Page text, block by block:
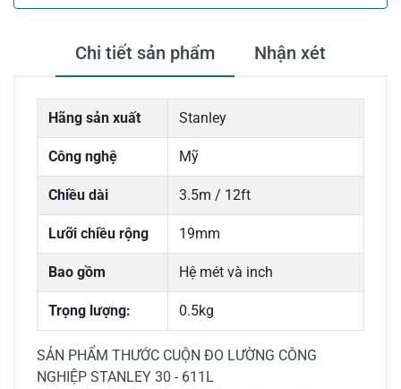
Chi tiết sản phẩm Nhận xét
Hãng sản xuất Stanley
Công nghệ Mỹ
Chiều dài 3.5m / 12ft
Lưỡi chiều rộng 19mm
Bao gồm Hệ mét và inch
Trọng lượng: 0.5kg
SẢN PHẨM THƯỚC CUỘN ĐO LƯỜNG CÔNG
NGHIỆP STANLEY 30 - 611L